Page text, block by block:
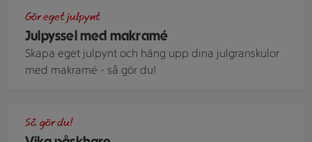
Julpyssel med makramé
Gör eget julpynt
Skapa eget julpynt och häng upp dina julgranskulor
med makramé - så gör du!
Så gör du!